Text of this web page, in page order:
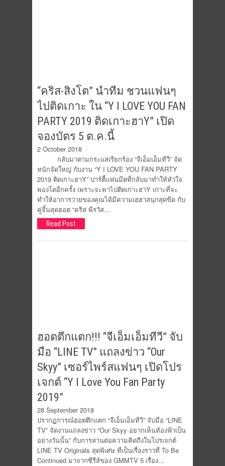
“คริส-สิงโต” นำทีม ชวนแฟนๆ
ไปติดเกาะ ใน “Y I LOVE YOU FAN
PARTY 2019 ติดเกาะฮาY” เปิด
จองบัตร 5 ต.ค.นี้
2 October 2018
กลับมาตามกระแสเรียกร้อง “จีเอ็มเอ็มทีวี” จัด
หนักจัดใหญ่ กับงาน “Y I LOVE YOU FAN PARTY
2019 ติดเกาะฮาY” ปาร์ตี้แฟนมีตที่กลับมาทำให้หัวใจ
พองโตอีกครั้ง เพราะจะพาไปติดเกาะฮาY เกาะที่จะ
ทำให้อาการวายของคุณได้มีความเฮฮาสนุกสุดขีด กับ
คู่จิ้นสุดฮอต “คริส พีรวัส…
Read Post
ฮอตตึกแตก!!! “จีเอ็มเอ็มทีวี” จับ
มือ “LINE TV” แถลงข่าว “Our
Skyy” เซอร์ไพร์สแฟนๆ เปิดโปร
เจกต์ “Y I Love You Fan Party
2019”
28 September 2018
ปรากฏการณ์ฮอตตึกแตก “จีเอ็มเอ็มทีวี” จับมือ “LINE
TV” จัดงานแถลงข่าว “Our Skyy อยากเห็นท้องฟ้าเป็น
อย่างวันนั้น” กับการสานต่อความคิดถึงในโปรเจกต์
LINE TV Originals สุดพิเศษ ที่เป็นเรื่องราวที่ To Be
Continued มาจากซีรีส์ของ GMMTV 5 เรื่อง…